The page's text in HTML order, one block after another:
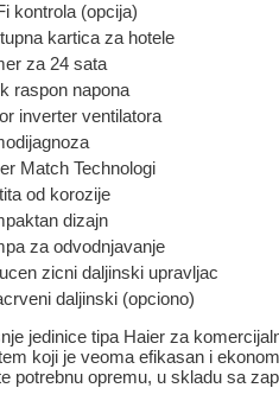
kontrola (opcija)
kartica za hotele
za 24 sata
raspon napona
inverter ventilatora
Match Technologi
od korozije
dizajn
za odvodnjavanje
zicni daljinski upravljac
daljinski (opciono)
jedinice tipa Haier za
koji je veoma efikasan i
potrebnu opremu, u skladu sa